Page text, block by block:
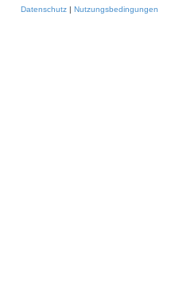
Datenschutz | Nutzungsbedingungen